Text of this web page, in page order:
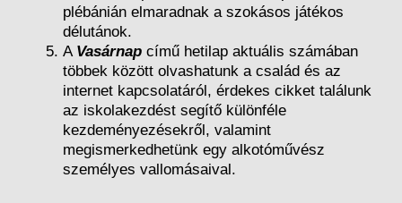
plébánián elmaradnak a szokásos játékos
délutánok.
A Vasárnap című hetilap aktuális számában
többek között olvashatunk a család és az
internet kapcsolatáról, érdekes cikket találunk
az iskolakezdést segítő különféle
kezdeményezésekről, valamint
megismerkedhetünk egy alkotóművész
személyes vallomásaival.